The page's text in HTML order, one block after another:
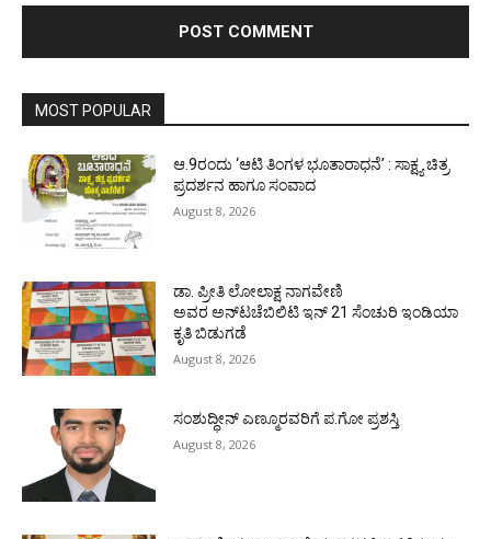
MOST POPULAR
ಆ.9ರಂದು ‘ಆಟಿ ತಿಂಗಳ ಭೂತಾರಾಧನೆ’ : ಸಾಕ್ಷ್ಯ ಚಿತ್ರ
ಪ್ರದರ್ಶನ ಹಾಗೂ ಸಂವಾದ
August 8, 2026
ಡಾ. ಪ್ರೀತಿ ಲೋಲಾಕ್ಷ ನಾಗವೇಣಿ
ಅವರ ಅನ್‌ಟಚೆಬಿಲಿಟಿ ಇನ್ 21 ಸೆಂಚುರಿ ಇಂಡಿಯಾ
ಕೃತಿ ಬಿಡುಗಡೆ
August 8, 2026
ಸಂಶುದ್ಧೀನ್ ಎಣ್ಮೂರವರಿಗೆ ಪ.ಗೋ ಪ್ರಶಸ್ತಿ
August 8, 2026